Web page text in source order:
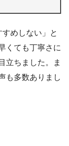
めしない」と
くても丁寧さに
立ちました。ま
も多数ありまし